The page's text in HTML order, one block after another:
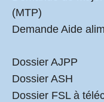
(MTP)
Demande Aide
Dossier AJPP
Dossier ASH
Dossier FSL à